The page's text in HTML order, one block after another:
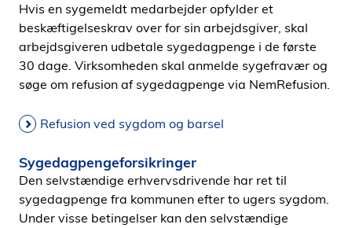
Hvis en sygemeldt medarbejder opfylder et
beskæftigelseskrav over for sin arbejdsgiver, skal
arbejdsgiveren udbetale sygedagpenge i de første
30 dage. Virksomheden skal anmelde sygefravær og
søge om refusion af sygedagpenge via NemRefusion.
Refusion ved sygdom og barsel
Sygedagpengeforsikringer
Den selvstændige erhvervsdrivende har ret til
sygedagpenge fra kommunen efter to ugers sygdom.
Under visse betingelser kan den selvstændige